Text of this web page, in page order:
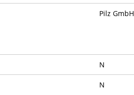
Pilz GmbH
N
N